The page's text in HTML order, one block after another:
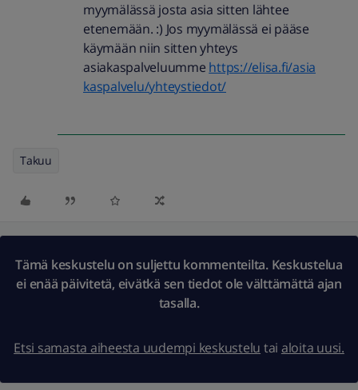
myymälässä josta asia sitten lähtee
etenemään. :) Jos myymälässä ei pääse
käymään niin sitten yhteys
asiakaspalveluumme https://elisa.fi/asia
kaspalvelu/yhteystiedot/
Takuu
Tämä keskustelu on suljettu kommenteilta. Keskustelua
ei enää päivitetä, eivätkä sen tiedot ole välttämättä ajan
tasalla.
Etsi samasta aiheesta uudempi keskustelu tai aloita uusi.